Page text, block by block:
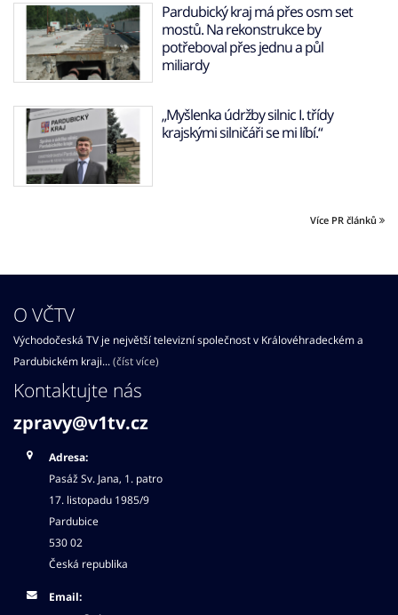
Pardubický kraj má přes osm set
mostů. Na rekonstrukce by
potřeboval přes jednu a půl
miliardy
„Myšlenka údržby silnic I. třídy
krajskými silničáři se mi líbí.“
Více PR článků
O VČTV
Východočeská TV je největší televizní společnost v Královéhradeckém a
Pardubickém kraji... (číst více)
Kontaktujte nás
zpravy@v1tv.cz
Adresa:
Pasáž Sv. Jana, 1. patro
17. listopadu 1985/9
Pardubice
530 02
Česká republika
Email: